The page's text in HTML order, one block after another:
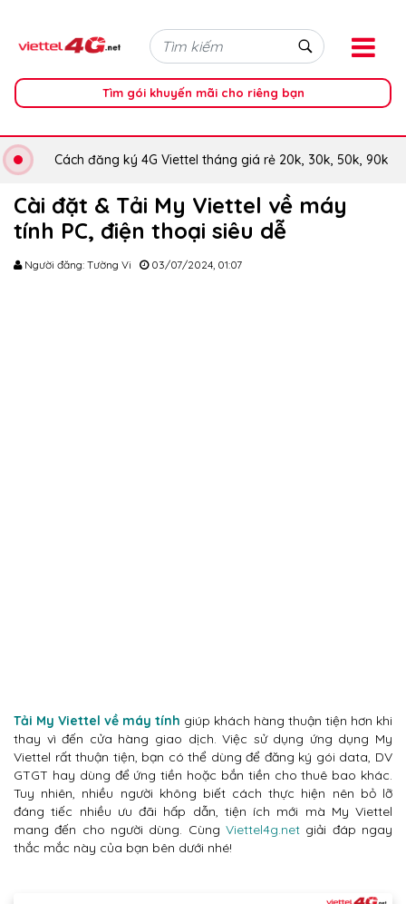
Tìm gói khuyến mãi cho riêng bạn
Cách đăng ký 4G Viettel tháng giá rẻ 20k, 30k, 50k, 90k
Cài đặt & Tải My Viettel về máy
tính PC, điện thoại siêu dễ
Người đăng: Tường Vi 03/07/2024, 01:07
Tải My Viettel về máy tính giúp khách hàng thuận tiện hơn khi
thay vì đến cửa hàng giao dịch. Việc sử dụng ứng dụng My
Viettel rất thuận tiện, bạn có thể dùng để đăng ký gói data, DV
GTGT hay dùng để ứng tiền hoặc bắn tiền cho thuê bao khác.
Tuy nhiên, nhiều người không biết cách thực hiện nên bỏ lỡ
đáng tiếc nhiều ưu đãi hấp dẫn, tiện ích mới mà My Viettel
mang đến cho người dùng. Cùng Viettel4g.net giải đáp ngay
thắc mắc này của bạn bên dưới nhé!